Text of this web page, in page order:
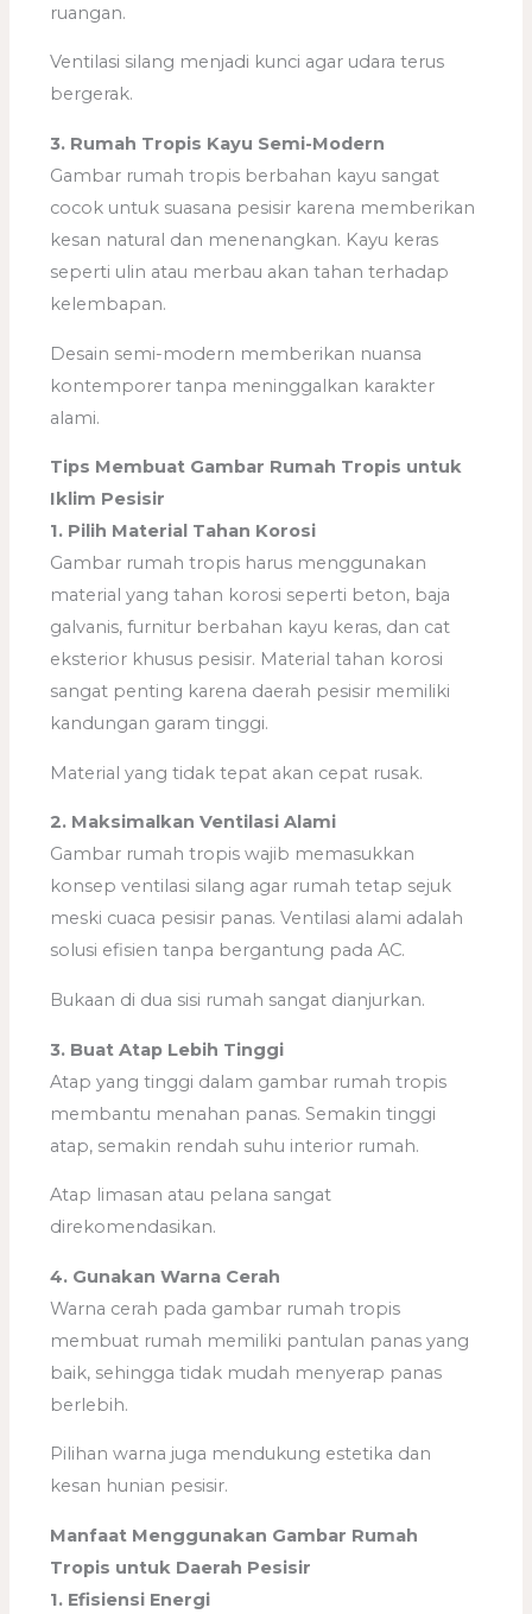
ruangan.
Ventilasi silang menjadi kunci agar udara terus
bergerak.
3. Rumah Tropis Kayu Semi-Modern
Gambar rumah tropis berbahan kayu sangat
cocok untuk suasana pesisir karena memberikan
kesan natural dan menenangkan. Kayu keras
seperti ulin atau merbau akan tahan terhadap
kelembapan.
Desain semi-modern memberikan nuansa
kontemporer tanpa meninggalkan karakter
alami.
Tips Membuat Gambar Rumah Tropis untuk
Iklim Pesisir
1. Pilih Material Tahan Korosi
Gambar rumah tropis harus menggunakan
material yang tahan korosi seperti beton, baja
galvanis, furnitur berbahan kayu keras, dan cat
eksterior khusus pesisir. Material tahan korosi
sangat penting karena daerah pesisir memiliki
kandungan garam tinggi.
Material yang tidak tepat akan cepat rusak.
2. Maksimalkan Ventilasi Alami
Gambar rumah tropis wajib memasukkan
konsep ventilasi silang agar rumah tetap sejuk
meski cuaca pesisir panas. Ventilasi alami adalah
solusi efisien tanpa bergantung pada AC.
Bukaan di dua sisi rumah sangat dianjurkan.
3. Buat Atap Lebih Tinggi
Atap yang tinggi dalam gambar rumah tropis
membantu menahan panas. Semakin tinggi
atap, semakin rendah suhu interior rumah.
Atap limasan atau pelana sangat
direkomendasikan.
4. Gunakan Warna Cerah
Warna cerah pada gambar rumah tropis
membuat rumah memiliki pantulan panas yang
baik, sehingga tidak mudah menyerap panas
berlebih.
Pilihan warna juga mendukung estetika dan
kesan hunian pesisir.
Manfaat Menggunakan Gambar Rumah
Tropis untuk Daerah Pesisir
1. Efisiensi Energi